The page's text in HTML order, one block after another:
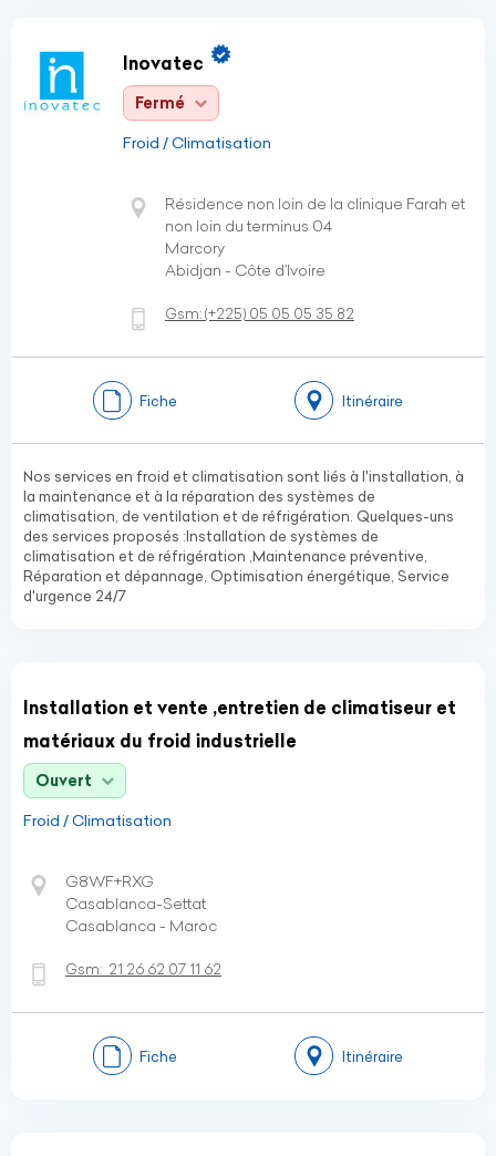
Inovatec
Fermé
Froid / Climatisation
Résidence non loin de la clinique Farah et
non loin du terminus 04
Marcory
Abidjan - Côte d’Ivoire
Gsm:(+225) 05 05 05 35 82
Fiche Itinéraire
Nos services en froid et climatisation sont liés à l'installation, à
la maintenance et à la réparation des systèmes de
climatisation, de ventilation et de réfrigération. Quelques-uns
des services proposés :Installation de systèmes de
climatisation et de réfrigération ,Maintenance préventive,
Réparation et dépannage, Optimisation énergétique, Service
d'urgence 24/7
Installation et vente ,entretien de climatiseur et
matériaux du froid industrielle
Ouvert
Froid / Climatisation
G8WF+RXG
Casablanca-Settat
Casablanca - Maroc
Gsm: 21 26 62 07 11 62
Fiche Itinéraire